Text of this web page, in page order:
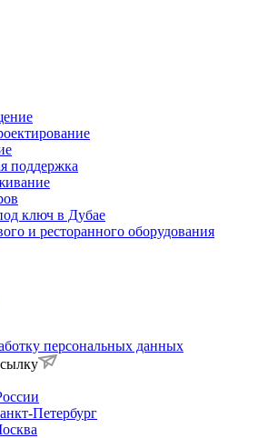
поддержка
ключ в Дубае
и ресторанного оборудования
персональных данных
Петербург